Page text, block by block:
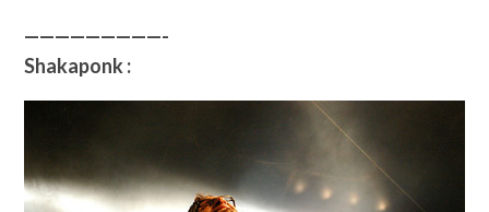
—————————-
Shakaponk :